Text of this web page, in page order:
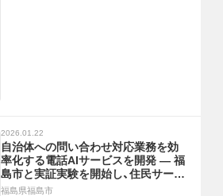
2026.01.22
自治体への問い合わせ対応業務を効
率化する電話AIサービスを開発 ― 福
島市と実証実験を開始し、住民サービ
スの質の向上を目指す ―
福島県福島市